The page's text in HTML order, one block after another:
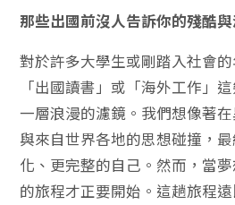
那些出國前沒人告訴你的殘酷
對於許多大學生或剛踏入社會的
「出國讀書」或「海外工作」
一層浪漫的濾鏡。我們想像著
與來自世界各地的思想碰撞，
化、更完整的自己。然而，當
的旅程才正要開始。這趟旅程